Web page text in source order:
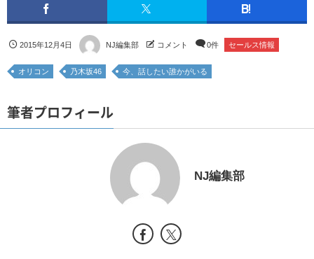
2015年12月4日 NJ編集部 コメント 0件 セールス情報
オリコン 乃木坂46 今、話したい誰かがいる
筆者プロフィール
NJ編集部